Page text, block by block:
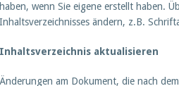
haben, wenn Sie eigene erstellt haben.
Inhaltsverzeichnisses ändern, z.B.
Inhaltsverzeichnis aktualisieren
Änderungen am Dokument, die nach